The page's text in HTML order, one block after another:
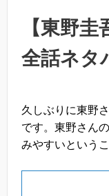
k
【東野圭
全話ネタ
久しぶりに東野
です。東野さん
みやすいというこ